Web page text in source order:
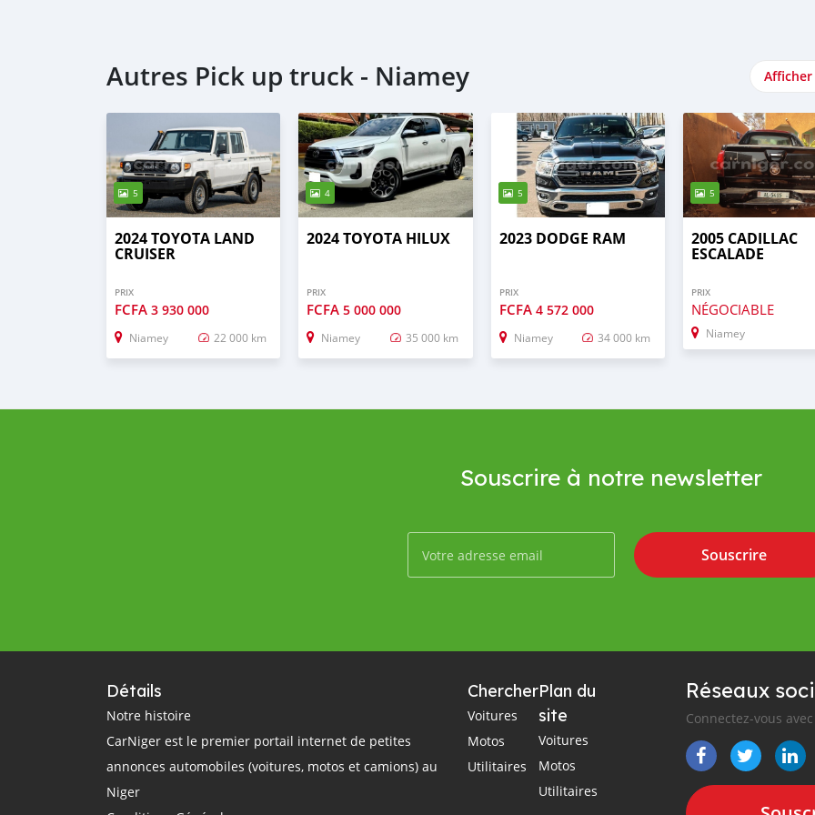
Autres Pick up truck - Niamey
5
2024 TOYOTA LAND
CRUISER
PRIX
FCFA 3 930 000
Niamey 22 000 km
4
2024 TOYOTA HILUX
PRIX
FCFA5 000 000
Niamey 35 000 km
5
2023 DODGE RAM
PRIX
FCFA 4 572 000
Niamey 34 000 km
5
2005 CADILLAC
ESCALADE
PRIX
NÉGOCIABLE
Niamey
Souscrire à notre newsletter
Souscrire
Détails
Notre histoire
CarNiger est le premier portail internet de petites
annonces automobiles (voitures, motos et camions) au
Niger
Chercher
Voitures
Motos
Utilitaires
Plan du
site
Voitures
Motos
Utilitaires
Réseaux
Connectez-vous